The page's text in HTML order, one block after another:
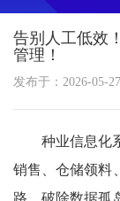
告别人工低效
管理！
发布于：2026-05-
种业信息化
销售、仓储领料
路，破除数据孤